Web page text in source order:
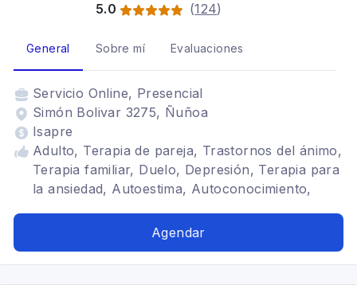
5.0
(124)
General Sobre mí Evaluaciones
Servicio Online, Presencial
Simón Bolivar 3275, Ñuñoa
Isapre
Adulto, Terapia de pareja, Trastornos del ánimo,
Terapia familiar, Duelo, Depresión, Terapia para
la ansiedad, Autoestima, Autoconocimiento,
Agendar